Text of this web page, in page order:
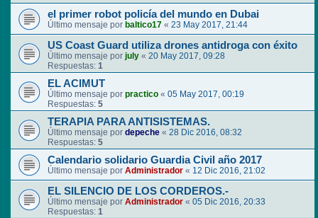
el primer robot policía del mundo en Dubai
Último mensaje por baltico17 « 23 May 2017, 21:44
US Coast Guard utiliza drones antidroga con éxito
Último mensaje por july « 20 May 2017, 09:28
Respuestas: 1
EL ACIMUT
Último mensaje por practico « 05 May 2017, 00:19
Respuestas: 5
TERAPIA PARA ANTISISTEMAS.
Último mensaje por depeche « 28 Dic 2016, 08:32
Respuestas: 5
Calendario solidario Guardia Civil año 2017
Último mensaje por Administrador « 12 Dic 2016, 21:02
EL SILENCIO DE LOS CORDEROS.-
Último mensaje por Administrador « 05 Dic 2016, 20:33
Respuestas: 1